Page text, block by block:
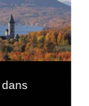
dans